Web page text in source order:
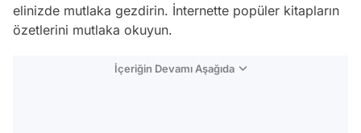
elinizde mutlaka gezdirin. İnternette popüler kitapların
özetlerini mutlaka okuyun.
İçeriğin Devamı Aşağıda